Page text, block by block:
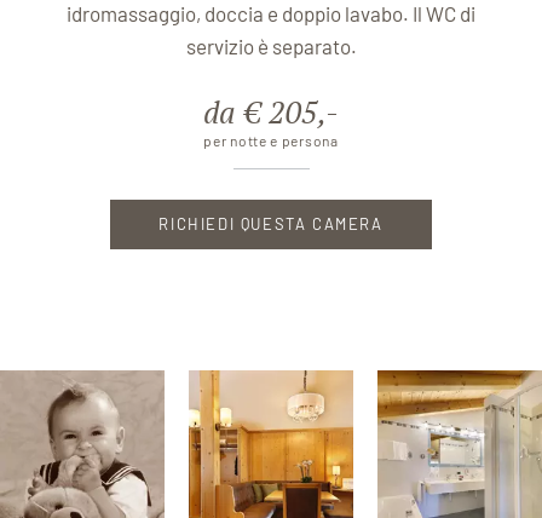
idromassaggio, doccia e doppio lavabo. Il WC di
servizio è separato.
da € 205,-
per notte e persona
RICHIEDI QUESTA CAMERA